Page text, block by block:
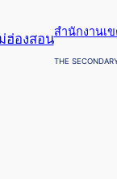
สำนักงานเ
THE